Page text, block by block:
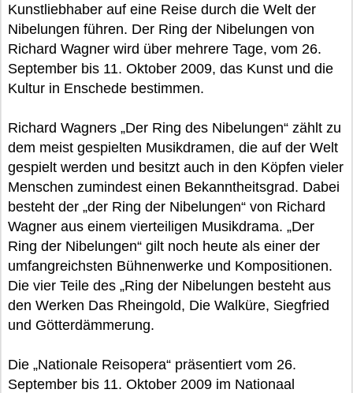
Kunstliebhaber auf eine Reise durch die Welt der
Nibelungen führen. Der Ring der Nibelungen von
Richard Wagner wird über mehrere Tage, vom 26.
September bis 11. Oktober 2009, das Kunst und die
Kultur in Enschede bestimmen.
Richard Wagners „Der Ring des Nibelungen“ zählt zu
dem meist gespielten Musikdramen, die auf der Welt
gespielt werden und besitzt auch in den Köpfen vieler
Menschen zumindest einen Bekanntheitsgrad. Dabei
besteht der „der Ring der Nibelungen“ von Richard
Wagner aus einem vierteiligen Musikdrama. „Der
Ring der Nibelungen“ gilt noch heute als einer der
umfangreichsten Bühnenwerke und Kompositionen.
Die vier Teile des „Ring der Nibelungen besteht aus
den Werken Das Rheingold, Die Walküre, Siegfried
und Götterdämmerung.
Die „Nationale Reisopera“ präsentiert vom 26.
September bis 11. Oktober 2009 im Nationaal